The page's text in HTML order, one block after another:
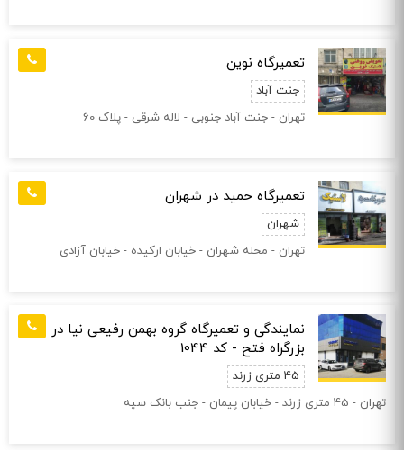
تعمیرگاه نوین
جنت آباد
تهران - جنت آباد جنوبی - لاله شرقی - پلاک 60
تعمیرگاه حمید در شهران
شهران
تهران - محله شهران - خیابان ارکیده - خیابان آزادی
نمایندگی و تعمیرگاه گروه بهمن رفیعی نیا در
بزرگراه فتح - کد 1044
45 متری زرند
تهران - 45 متری زرند - خیابان پیمان - جنب بانک سپه